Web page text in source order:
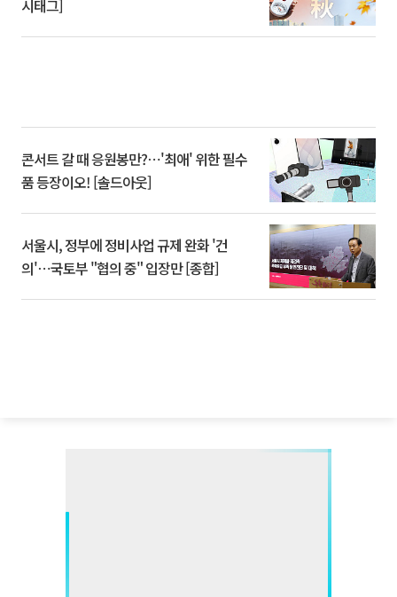
시태그]
콘서트 갈 때 응원봉만?⋯'최애' 위한 필수
품 등장이오! [솔드아웃]
서울시, 정부에 정비사업 규제 완화 '건
의'⋯국토부 "협의 중" 입장만 [종합]